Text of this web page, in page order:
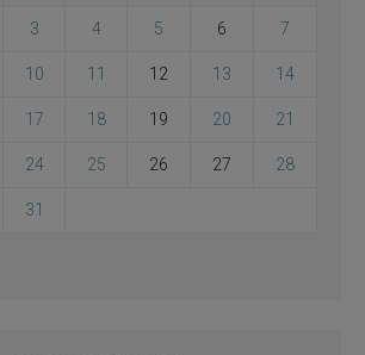
3 4 5 6 7
10 11 12 13 14
17 18 19 20 21
24 25 26 27 28
31